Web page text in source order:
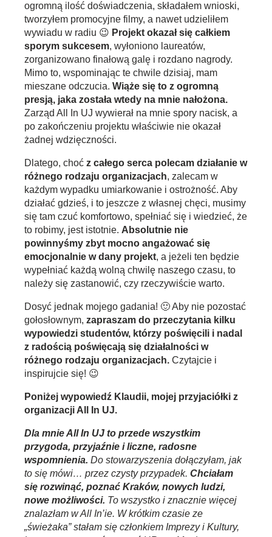
ogromną ilość doświadczenia, składałem wnioski,
tworzyłem promocyjne filmy, a nawet udzieliłem
wywiadu w radiu 😉 Projekt okazał się całkiem
sporym sukcesem, wyłoniono laureatów,
zorganizowano finałową galę i rozdano nagrody.
Mimo to, wspominając te chwile dzisiaj, mam
mieszane odczucia. Wiąże się to z ogromną
presją, jaka została wtedy na mnie nałożona.
Zarząd All In UJ wywierał na mnie spory nacisk, a
po zakończeniu projektu właściwie nie okazał
żadnej wdzięczności.
Dlatego, choć z całego serca polecam działanie w
różnego rodzaju organizacjach, zalecam w
każdym wypadku umiarkowanie i ostrożność. Aby
działać gdzieś, i to jeszcze z własnej chęci, musimy
się tam czuć komfortowo, spełniać się i wiedzieć, że
to robimy, jest istotnie. Absolutnie nie
powinnyśmy zbyt mocno angażować się
emocjonalnie w dany projekt, a jeżeli ten będzie
wypełniać każdą wolną chwilę naszego czasu, to
należy się zastanowić, czy rzeczywiście warto.
Dosyć jednak mojego gadania! 🙂 Aby nie pozostać
gołosłownym, zapraszam do przeczytania kilku
wypowiedzi studentów, którzy poświęcili i nadal
z radością poświęcają się działalności w
różnego rodzaju organizacjach. Czytajcie i
inspirujcie się! 😉
Poniżej wypowiedź Klaudii, mojej przyjaciółki z
organizacji All In UJ.
Dla mnie All In UJ to przede wszystkim
przygoda, przyjaźnie i liczne, radosne
wspomnienia. Do stowarzyszenia dołączyłam, jak
to się mówi… przez czysty przypadek. Chciałam
się rozwinąć, poznać Kraków, nowych ludzi,
nowe możliwości. To wszystko i znacznie więcej
znalazłam w All In’ie. W krótkim czasie ze
„świeżaka” stałam się członkiem Imprezy i Kultury,